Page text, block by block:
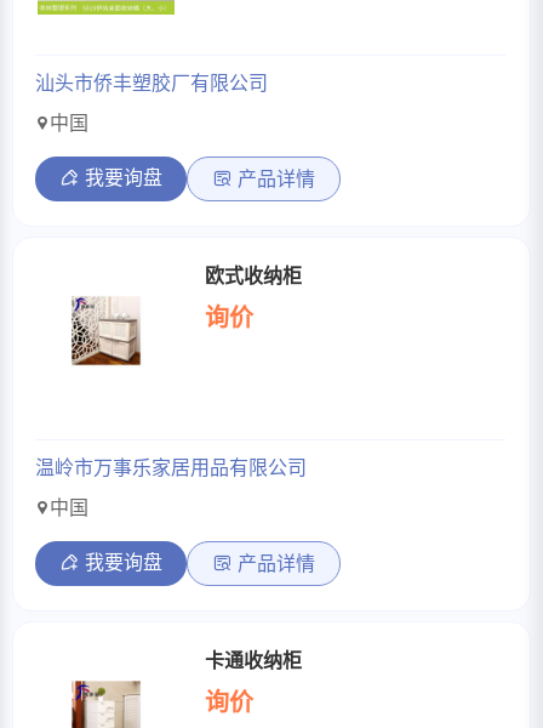
汕头市侨丰塑胶厂有限公司
中国
我要询盘 产品详情
欧式收纳柜
询价
温岭市万事乐家居用品有限公司
中国
我要询盘 产品详情
卡通收纳柜
询价